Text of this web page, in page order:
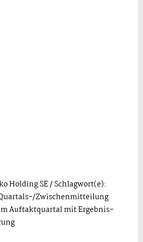
Holding SE / Schlagwort(e):
Zwischenmitteilung
Auftaktquartal mit Ergebnis-